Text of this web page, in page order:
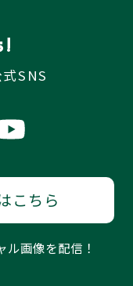
SNS
こちら
画像を配信！